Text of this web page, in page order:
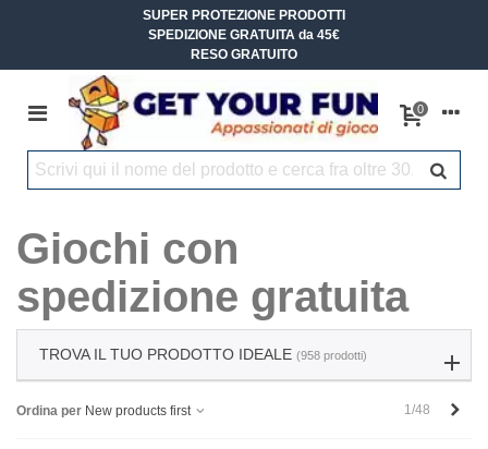
SUPER PROTEZIONE PRODOTTI
SPEDIZIONE GRATUITA da 45€
RESO GRATUITO
0
Giochi con
spedizione gratuita
TROVA IL TUO PRODOTTO IDEALE (958 prodotti)
Ordina per New products first 1/48